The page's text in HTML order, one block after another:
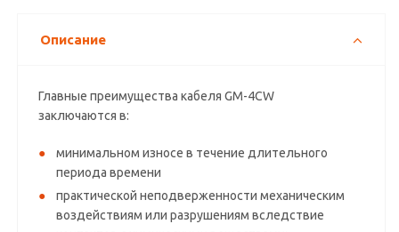
Описание
Главные преимущества кабеля GM-4CW
заключаются в:
минимальном износе в течение длительного
периода времени
практической неподверженности механическим
воздействиям или разрушениям вследствие